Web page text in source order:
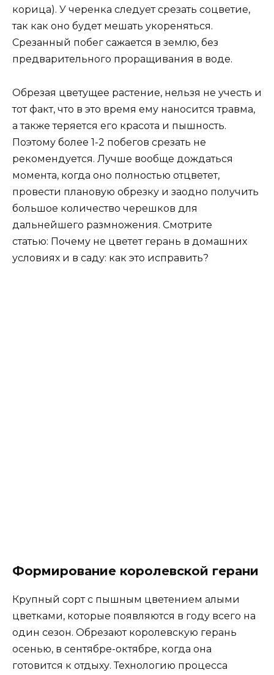
корица). У черенка следует срезать соцветие,
так как оно будет мешать укореняться.
Срезанный побег сажается в землю, без
предварительного проращивания в воде.
Обрезая цветущее растение, нельзя не учесть и
тот факт, что в это время ему наносится травма,
а также теряется его красота и пышность.
Поэтому более 1-2 побегов срезать не
рекомендуется. Лучше вообще дождаться
момента, когда оно полностью отцветет,
провести плановую обрезку и заодно получить
большое количество черешков для
дальнейшего размножения. Смотрите
статью: Почему не цветет герань в домашних
условиях и в саду: как это исправить?
Формирование королевской герани
Крупный сорт с пышным цветением алыми
цветками, которые появляются в году всего на
один сезон. Обрезают королевскую герань
осенью, в сентябре-октябре, когда она
готовится к отдыху. Технологию процесса